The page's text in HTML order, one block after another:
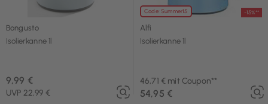
Bongusto
Isolierkanne 1l
9,99 €
UVP 22,99 €
Code: Summer15 -15%**
Alfi
Isolierkanne 1l
46,71 € mit Coupon**
54,95 €